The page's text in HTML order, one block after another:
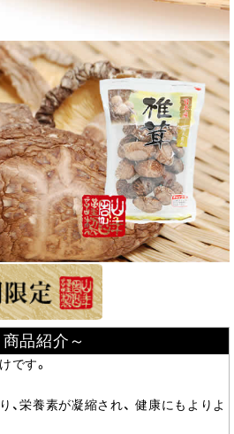
商品紹介～
です。
、栄養素が凝縮され、 健康にもよりよ